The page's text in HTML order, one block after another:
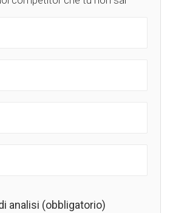
analisi (obbligatorio)